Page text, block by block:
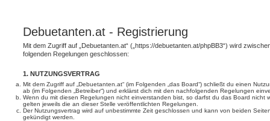
Debuetanten.at - Registrierung
Mit dem Zugriff auf „Debuetanten.at“ („https://debuetanten.at/phpBB3“) wird
folgenden Regelungen geschlossen:
1. NUTZUNGSVERTRAG
Mit dem Zugriff auf „Debuetanten.at“ (im Folgenden „das Board“) schließt du einen
ab (im Folgenden „Betreiber“) und erklärst dich mit den nachfolgenden Regelungen
Wenn du mit diesen Regelungen nicht einverstanden bist, so darfst du das Board nicht
gelten jeweils die an dieser Stelle veröffentlichten Regelungen.
Der Nutzungsvertrag wird auf unbestimmte Zeit geschlossen und kann von beiden
gekündigt werden.